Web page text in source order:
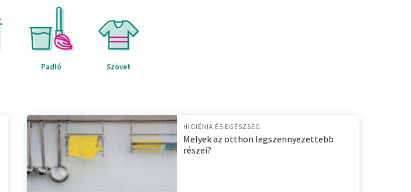
Padló Szövet
HIGIÉNIA ÉS EGÉSZSÉG
Melyek az otthon legszennyezettebb
részei?